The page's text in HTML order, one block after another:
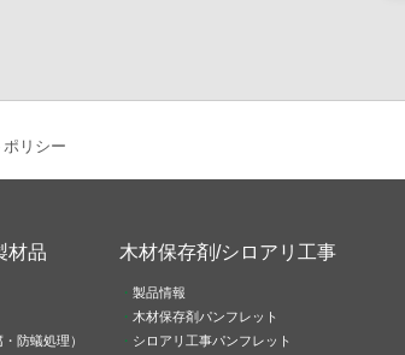
リシー
材品
防蟻処理）
木材保存剤/シロアリ工事
製品情報
木材保存剤パンフレット
シロアリ工事パンフレット